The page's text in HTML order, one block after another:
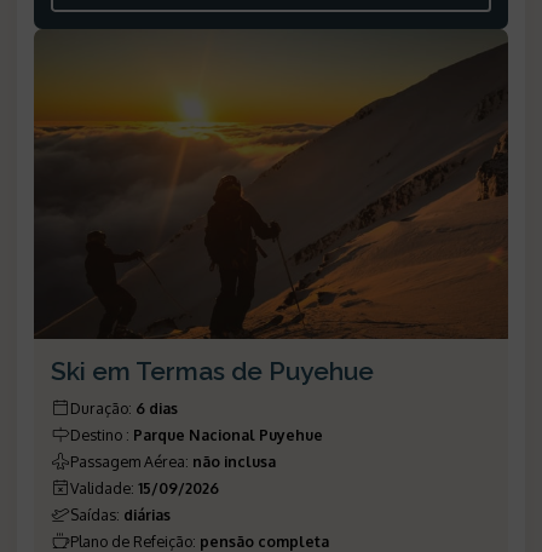
Ski em Termas de Puyehue
Duração: 6 dias
Destino : Parque Nacional Puyehue
Passagem Aérea: não inclusa
Validade: 15/09/2026
Saídas: diárias
Plano de Refeição: pensão completa